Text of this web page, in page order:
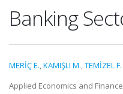
Banking
MERİÇ E.,KAMIŞLI M.,TEMİZEL F.
Applied Economics and